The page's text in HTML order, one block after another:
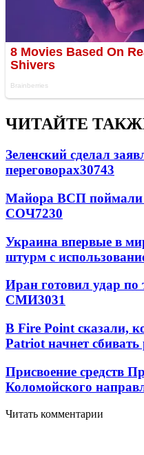
ЧИТАЙТЕ
Зеленский сделал
переговорах30743
Майора ВСП
СОЧ7230
Украина впервые в
штурм с
Иран готовил удар по
СМИ3031
В Fire Point сказали,
Patriot начнет
Присвоение средств
Коломойского
Читать комментарии